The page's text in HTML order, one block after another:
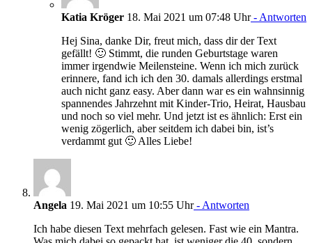
Katia Kröger 18. Mai 2021 um 07:48 Uhr- Antworten
Hej Sina, danke Dir, freut mich, dass dir der Text
gefällt! 🙂 Stimmt, die runden Geburtstage waren
immer irgendwie Meilensteine. Wenn ich mich zurück
erinnere, fand ich ich den 30. damals allerdings erstmal
auch nicht ganz easy. Aber dann war es ein wahnsinnig
spannendes Jahrzehnt mit Kinder-Trio, Heirat, Hausbau
und noch so viel mehr. Und jetzt ist es ähnlich: Erst ein
wenig zögerlich, aber seitdem ich dabei bin, ist’s
verdammt gut 🙂 Alles Liebe!
Angela 19. Mai 2021 um 10:55 Uhr- Antworten
Ich habe diesen Text mehrfach gelesen. Fast wie ein Mantra.